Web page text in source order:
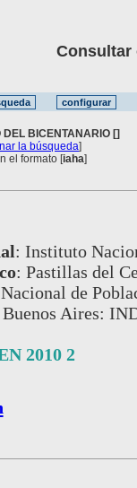
Consultar
DEL BICENTANARIO []
la búsqueda]
el formato [iaha]
: Instituto
: Pastillas del
de
Buenos Aires:
2010 2